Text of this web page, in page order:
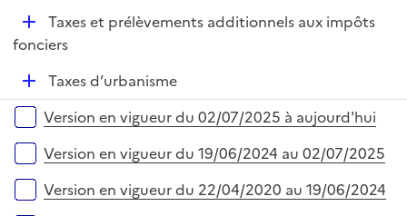
e
r
l
i
e
r
p
l
i
e
r
D
é
e
r
Taxes et prélèvements additionnels aux impôts
fonciers
D
é
p
e
Taxes d’urbanisme
Versions sur la période
Version en vigueur du 02/07/2025 à aujourd'hui
Version en vigueur du 19/06/2024 au 02/07/2025
Version en vigueur du 22/04/2020 au 19/06/2024